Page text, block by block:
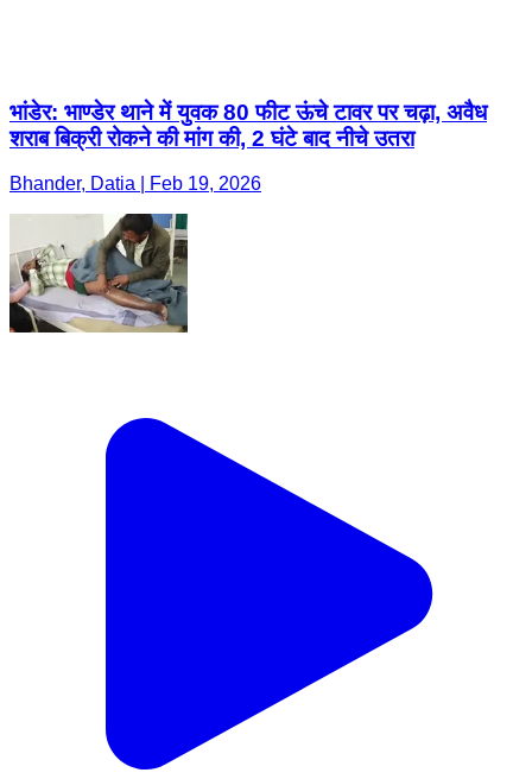
भांडेर: भाण्डेर थाने में युवक 80 फीट ऊंचे टावर पर चढ़ा, अवैध
शराब बिक्री रोकने की मांग की, 2 घंटे बाद नीचे उतरा
Bhander, Datia | Feb 19, 2026